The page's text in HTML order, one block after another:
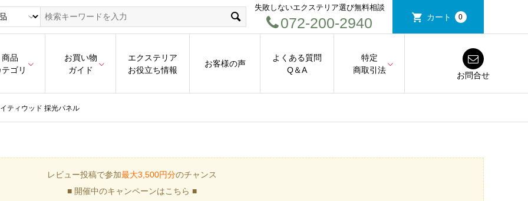
失敗しないエクステリア選び無料相談
072-200-2940 カート 0
商品
ゴリ
お買い物
ガイド
エクステリア
お役立ち情報
お客様の声
よくある質問
Q＆A
特定
商取引法
お問合せ
ティウッド 採光パネル
レビュー投稿で参加最大3,500円分のチャンス
■ 開催中のキャンペーンはこちら ■